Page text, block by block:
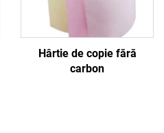
Hârtie de copie fără
carbon